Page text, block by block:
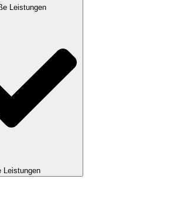
Leistungen
Leistungen